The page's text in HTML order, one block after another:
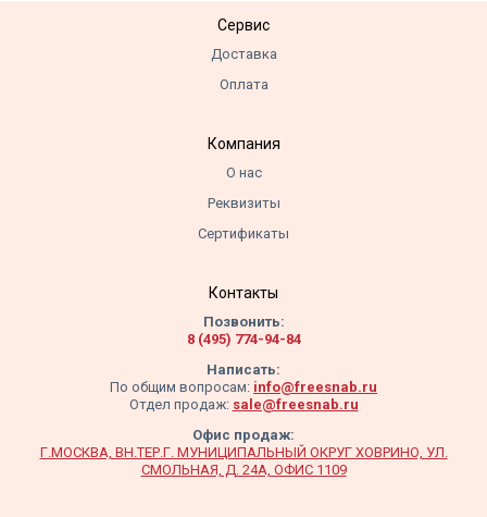
Сервис
Доставка
Оплата
Компания
О нас
Реквизиты
Сертификаты
Контакты
Позвонить:
8 (495) 774-94-84
Написать:
По общим вопросам: info@freesnab.ru
Отдел продаж: sale@freesnab.ru
Офис продаж:
Г.МОСКВА, ВН.ТЕР.Г. МУНИЦИПАЛЬНЫЙ ОКРУГ ХОВРИНО, УЛ.
СМОЛЬНАЯ, Д. 24А, ОФИС 1109